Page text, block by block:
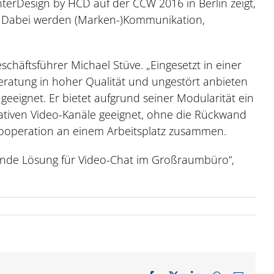
werden (Marken-)Kommunikation,
Michael Stüve. „Eingesetzt in einer
in hoher Qualität und ungestört anbieten
Er bietet aufgrund seiner Modularität ein
Video-Kanäle geeignet, ohne die Rückwand
an einem Arbeitsplatz zusammen.
Lösung für Video-Chat im Großraumbüro“,